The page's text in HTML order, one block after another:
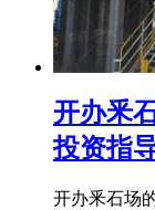
开办釆
投资指
开办釆石场